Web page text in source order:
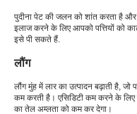
पुदीना पेट की जलन को शांत करता है
इलाज करने के लिए आपको पत्तियों को
इसे पी सकते हैं.
लौंग
लौंग मुंह में लार का उत्पादन बढ़ाती है,
कम करती है। एसिडिटी कम करने के
का तेल अम्लता को कम कर देगा।